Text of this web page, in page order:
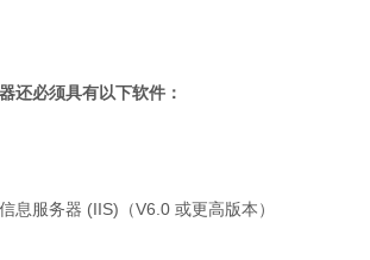
还必须具有以下软件：
息服务器 (IIS)（V6.0 或更高版本）